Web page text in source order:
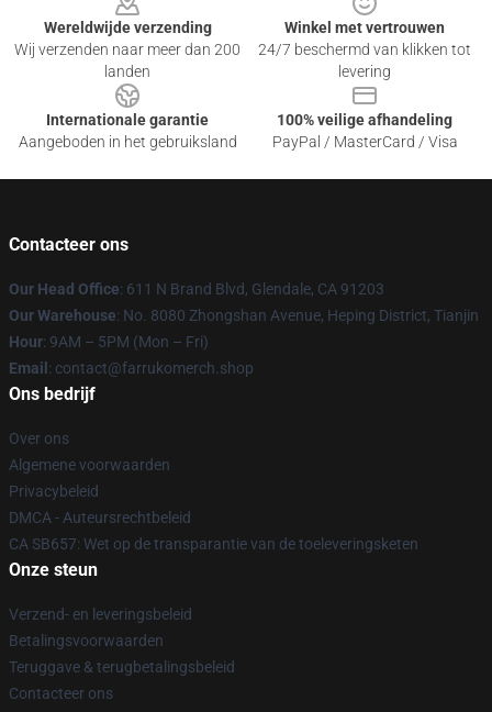
Wereldwijde verzending
Wij verzenden naar meer dan 200
landen
Winkel met vertrouwen
24/7 beschermd van klikken tot
levering
Internationale garantie
Aangeboden in het gebruiksland
100% veilige afhandeling
PayPal / MasterCard / Visa
Contacteer ons
Our Head Office: 611 N Brand Blvd, Glendale, CA 91203
Our Warehouse: No. 8080 Zhongshan Avenue, Heping District, Tianjin
Hour: 9AM – 5PM (Mon – Fri)
Email : contact@farrukomerch.shop
Ons bedrijf
Over ons
Algemene voorwaarden
Privacybeleid
DMCA - Auteursrechtbeleid
CA SB657: Wet op de transparantie van de toeleveringsketen
Onze steun
Verzend- en leveringsbeleid
Betalingsvoorwaarden
Teruggave & terugbetalingsbeleid
Contacteer ons